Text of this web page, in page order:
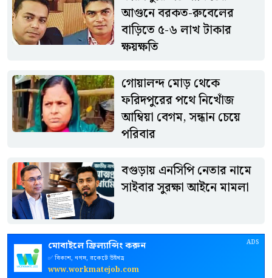
আগুনে বরকত-রুবেলের
বাড়িতে ৫-৬ লাখ টাকার
ক্ষয়ক্ষতি
গোয়ালন্দ মোড় থেকে
ফরিদপুরের পথে নিখোঁজ
আম্বিয়া বেগম, সন্ধান চেয়ে
পরিবার
বগুড়ায় এনসিপি নেতার নামে
সাইবার সুরক্ষা আইনে মামলা
ADS
মোবাইলে ফ্রিল্যান্সিং করুন
✅ বিকাশ, নগদ, রকেটে উইথড্র
www.workmatejob.com